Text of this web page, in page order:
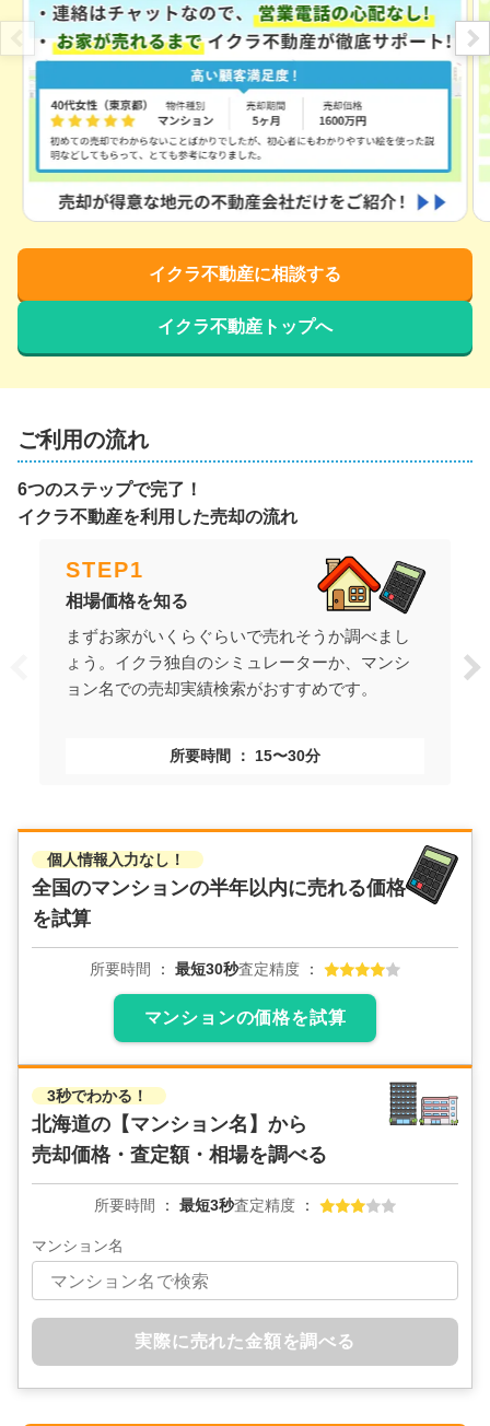
イクラ不動産に相談する
イクラ不動産トップへ
ご利用の流れ
6つのステップで完了！
イクラ不動産を利用した売却の流れ
STEP1
相場価格を知る
まずお家がいくらぐらいで売れそうか調べまし
ょう。イクラ独自のシミュレーターか、マンシ
ョン名での売却実績検索がおすすめです。
所要時間 15〜30分
個人情報入力なし！
全国のマンションの半年以内に売れる価格
を試算
所要時間 最短30秒査定精度
マンションの価格を試算
3秒でわかる！
北海道の 【マンション名】から
売却価格・査定額・相場を調べる
所要時間 最短3秒査定精度
マンション名
実際に売れた金額を調べる